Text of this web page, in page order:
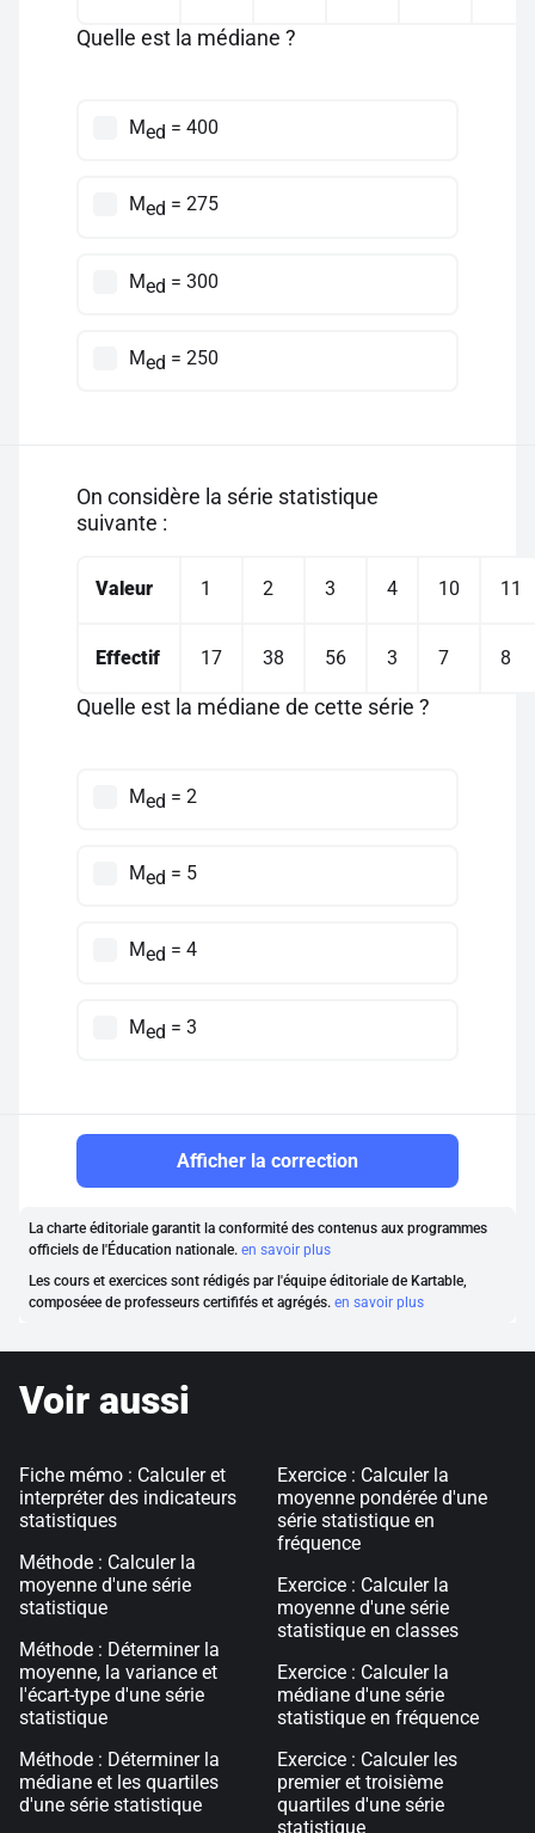
Quelle est la médiane ?
Med = 400
Med = 275
Med = 300
Med = 250
On considère la série statistique
suivante :
Valeur 1 2 3 4 10 11
Effectif 17 38 56 3 7 8
Quelle est la médiane de cette série ?
Med = 2
Med = 5
Med = 4
Med = 3
Afficher la correction
La charte éditoriale garantit la conformité des contenus aux programmes
officiels de l'Éducation nationale. en savoir plus
Les cours et exercices sont rédigés par l'équipe éditoriale de Kartable,
composéee de professeurs certififés et agrégés. en savoir plus
Voir aussi
Fiche mémo : Calculer et
interpréter des indicateurs
statistiques
Méthode : Calculer la
moyenne d'une série
statistique
Méthode : Déterminer la
moyenne, la variance et
l'écart-type d'une série
statistique
Méthode : Déterminer la
médiane et les quartiles
d'une série statistique
Exercice : Calculer la
moyenne pondérée d'une
série statistique en
fréquence
Exercice : Calculer la
moyenne d'une série
statistique en classes
Exercice : Calculer la
médiane d'une série
statistique en fréquence
Exercice : Calculer les
premier et troisième
quartiles d'une série
statistique